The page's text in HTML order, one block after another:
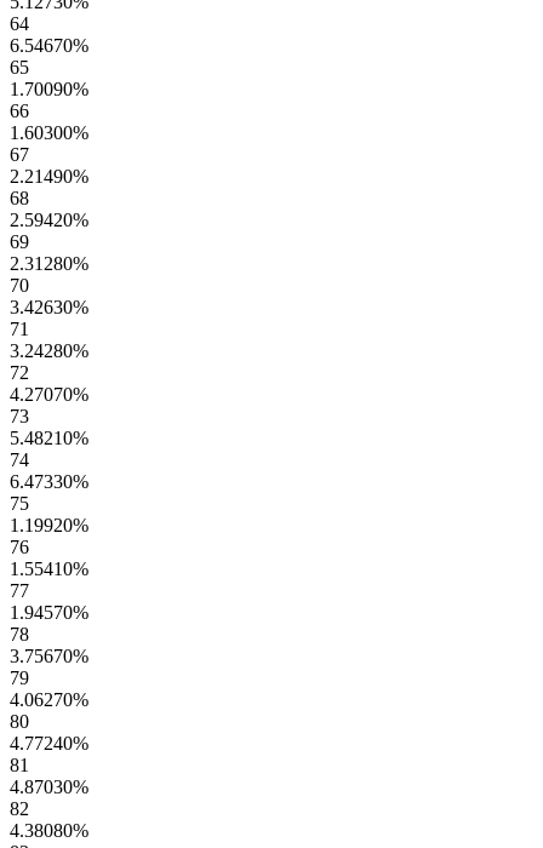
64
6.54670%
65
1.70090%
66
1.60300%
67
2.21490%
68
2.59420%
69
2.31280%
70
3.42630%
71
3.24280%
72
4.27070%
73
5.48210%
74
6.47330%
75
1.19920%
76
1.55410%
77
1.94570%
78
3.75670%
79
4.06270%
80
4.77240%
81
4.87030%
82
4.38080%